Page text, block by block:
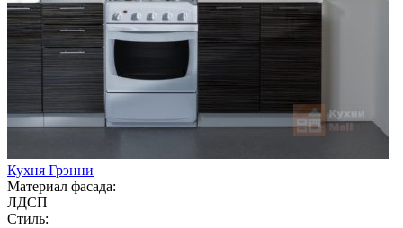
Кухня Грэнни
Материал фасада:
ЛДСП
Стиль: